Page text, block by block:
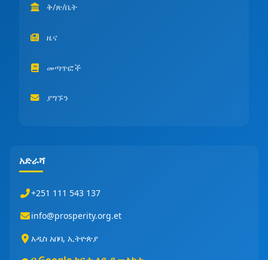
ቅ/ጽ/ቤት
ዜና
መጣጥፎች
ያግኙን
አድራሻ
+251 111 543 137
info@prosperity.org.et
አዲስ አበባ, ኢትዮጵያ